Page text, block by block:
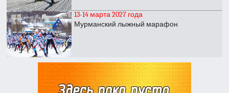
13-14 марта 2027 года
Мурманский лыжный марафон